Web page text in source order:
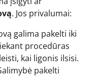
. Jos privalumai:
galima pakelti iki
procedūras
kai ligonis ilsisi.
pakelti